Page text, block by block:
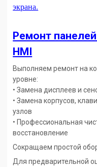
экрана.
Ремонт
HMI
Выполняем ремонт на
уровне:
• Замена дисплеев и
• Замена корпусов,
узлов
• Профессиональная
восстановление
Сокращаем простой
Для предварительной